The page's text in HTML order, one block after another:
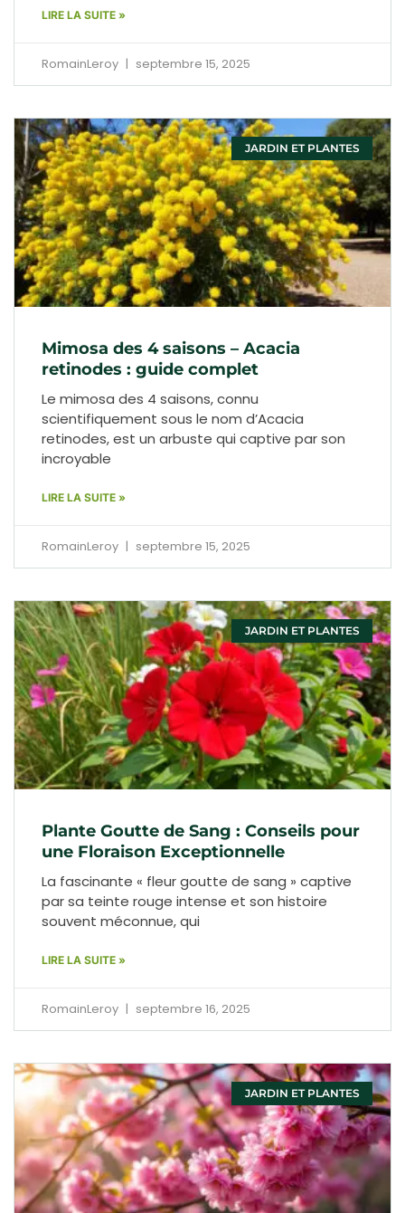
LIRE LA SUITE »
RomainLeroy septembre 15, 2025
JARDIN ET PLANTES
Mimosa des 4 saisons – Acacia
retinodes : guide complet
Le mimosa des 4 saisons, connu
scientifiquement sous le nom d’Acacia
retinodes, est un arbuste qui captive par son
incroyable
LIRE LA SUITE »
RomainLeroy septembre 15, 2025
JARDIN ET PLANTES
Plante Goutte de Sang : Conseils pour
une Floraison Exceptionnelle
La fascinante « fleur goutte de sang » captive
par sa teinte rouge intense et son histoire
souvent méconnue, qui
LIRE LA SUITE »
RomainLeroy septembre 16, 2025
JARDIN ET PLANTES